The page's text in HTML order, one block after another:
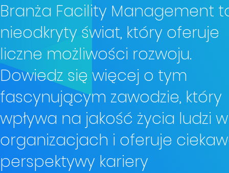
Branża Facility Management
nieodkryty świat, który oferuje
liczne możliwości rozwoju.
Dowiedz się więcej o tym
fascynującym zawodzie, który
wpływa na jakość życia ludzi w
organizacjach i oferuje
perspektywy kariery